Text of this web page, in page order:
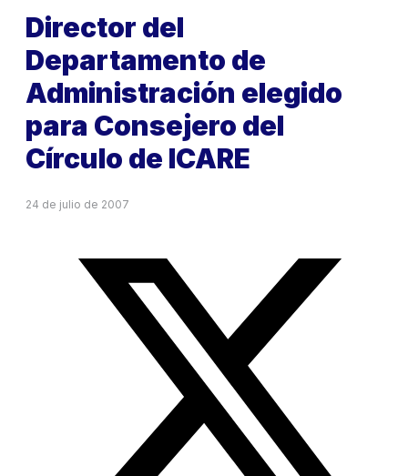
Director del
Departamento de
Administración elegido
para Consejero del
Círculo de ICARE
24 de julio de 2007